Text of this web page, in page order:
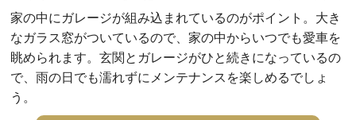
家の中にガレージが組み込まれているのがポイント。大き
なガラス窓がついているので、家の中からいつでも愛車を
眺められます。玄関とガレージがひと続きになっているの
で、雨の日でも濡れずにメンテナンスを楽しめるでしょ
う。